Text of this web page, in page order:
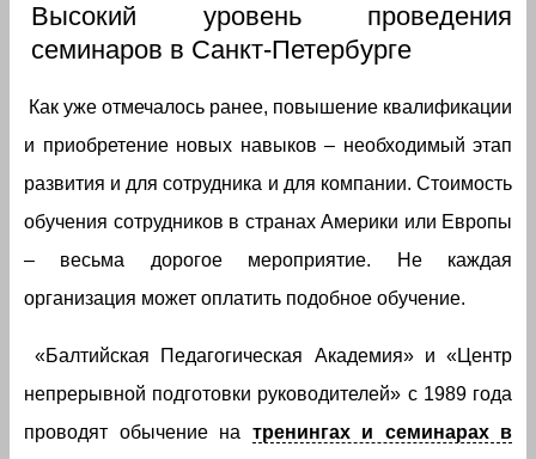
Высокий уровень проведения
семинаров в Санкт-Петербурге
Как уже отмечалось ранее, повышение квалификации
и приобретение новых навыков – необходимый этап
развития и для сотрудника и для компании. Стоимость
обучения сотрудников в странах Америки или Европы
– весьма дорогое мероприятие. Не каждая
организация может оплатить подобное обучение.
«Балтийская Педагогическая Академия» и «Центр
непрерывной подготовки руководителей» с 1989 года
проводят обычение на тренингах и семинарах в